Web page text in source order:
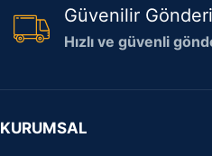
Güvenilir
Hızlı ve güvenli
KURUMSAL